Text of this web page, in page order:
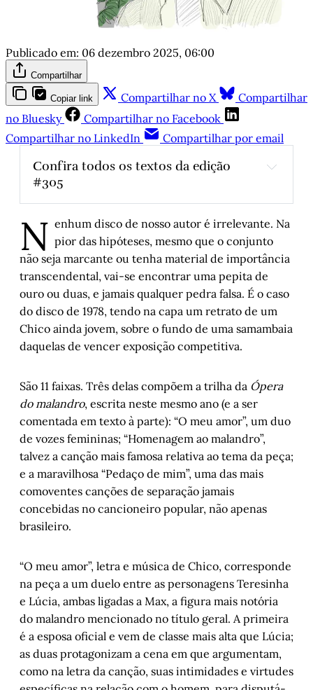
Publicado em: 06 dezembro 2025, 06:00
Compartilhar
Copiar link Compartilhar no X
Compartilhar
no Bluesky
Compartilhar no Facebook
Compartilhar no LinkedIn
Compartilhar por email
Confira todos os textos da edição
#305
A volta dos que não foram, por Carlos
André Moreira
Quanto pesa uma pena?, por Alyne Rehm
Carne vermelha, por Helena Terra
Diário da guerra do sono: Capítulo 5 –
Tragédia, por Cristiano Fretta
Canções de 1978 , por Luís Augusto Fischer
Serranos na várzea – Parte 3, por Geraldo
Hasse
por Jandiro Koch
Santa Catarina, a santa mesmo, por Paulo
Damin
Apadrinhe a Escola Casa de Teatro, por
Juremir Machado da Silva
Porto Alegre, 1893-95: Guerra civil, novas
fábricas e operariado, por Arnoldo
Doberstein
N enhum disco de nosso autor é irrelevante. Na
pior das hipóteses, mesmo que o conjunto
não seja marcante ou tenha material de importância
transcendental, vai-se encontrar uma pepita de
ouro ou duas, e jamais qualquer pedra falsa. É o caso
do disco de 1978, tendo na capa um retrato de um
Chico ainda jovem, sobre o fundo de uma samambaia
daquelas de vencer exposição competitiva.
São 11 faixas. Três delas compõem a trilha da Ópera
do malandro, escrita neste mesmo ano (e a ser
comentada em texto à parte): “O meu amor”, um duo
de vozes femininas; “Homenagem ao malandro”,
talvez a canção mais famosa relativa ao tema da peça;
e a maravilhosa “Pedaço de mim”, uma das mais
comoventes canções de separação jamais
concebidas no cancioneiro popular, não apenas
brasileiro.
“O meu amor”, letra e música de Chico, corresponde
na peça a um duelo entre as personagens Teresinha
e Lúcia, ambas ligadas a Max, a figura mais notória
do malandro mencionado no título geral. A primeira
é a esposa oficial e vem de classe mais alta que Lúcia;
as duas protagonizam a cena em que argumentam,
como na letra da canção, suas intimidades e virtudes